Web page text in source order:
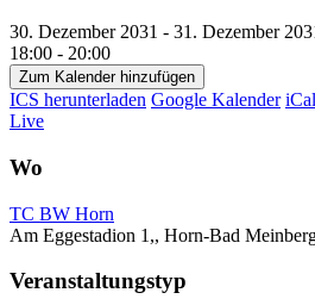
30. Dezember 2031 - 31. Dezember
18:00 - 20:00
Zum Kalender hinzufügen
ICS herunterladen Google Kalender
Live
Wo
TC BW Horn
Am Eggestadion 1,, Horn-Bad
Veranstaltungstyp